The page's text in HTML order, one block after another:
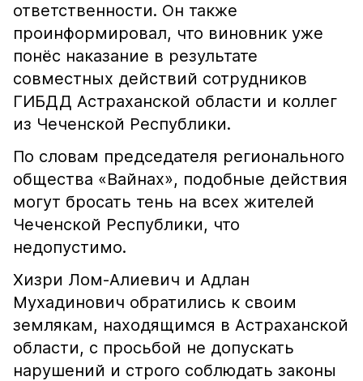
ответственности. Он также
проинформировал, что виновник уже
понёс наказание в результате
совместных действий сотрудников
ГИБДД Астраханской области и коллег
из Чеченской Республики.
По словам председателя регионального
общества «Вайнах», подобные действия
могут бросать тень на всех жителей
Чеченской Республики, что
недопустимо.
Хизри Лом-Алиевич и Адлан
Мухадинович обратились к своим
землякам, находящимся в Астраханской
области, с просьбой не допускать
нарушений и строго соблюдать законы